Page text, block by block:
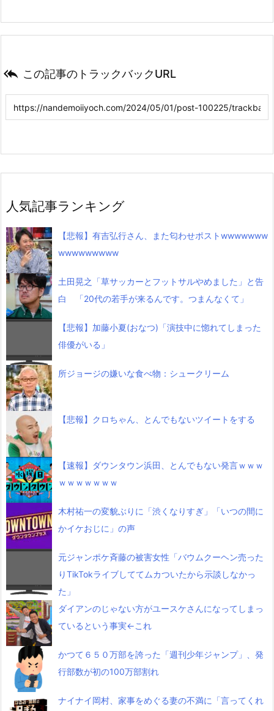
 この記事のトラックバックURL
人気記事ランキング
【悲報】有吉弘行さん、また匂わせポストwwwwwww
wwwwwwwww
土田晃之「草サッカーとフットサルやめました」と告
白 「20代の若手が来るんです。つまんなくて」
【悲報】加藤小夏(おなつ)「演技中に惚れてしまった
俳優がいる」
所ジョージの嫌いな食べ物：シュークリーム
【悲報】クロちゃん、とんでもないツイートをする
【速報】ダウンタウン浜田、とんでもない発言ｗｗｗ
ｗｗｗｗｗｗｗ
木村祐一の変貌ぶりに「渋くなりすぎ」「いつの間に
かイケおじに」の声
元ジャンポケ斉藤の被害女性「バウムクーヘン売った
りTikTokライブしててムカついたから示談しなかっ
た」
ダイアンのじゃない方がユースケさんになってしまっ
ているという事実←これ
かつて６５０万部を誇った「週刊少年ジャンプ」、発
行部数が初の100万部割れ
ナイナイ岡村、家事をめぐる妻の不満に「言ってくれ